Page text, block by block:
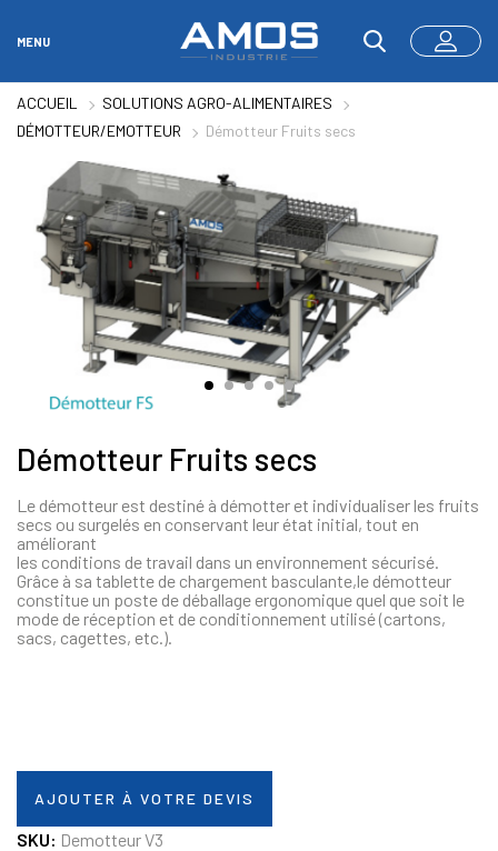
MENU
ACCUEIL
SOLUTIONS AGRO-ALIMENTAIRES
DÉMOTTEUR/EMOTTEUR
Démotteur Fruits secs
Démotteur Fruits secs
Le démotteur est destiné à démotter et individualiser les fruits
secs ou surgelés en conservant leur état initial, tout en
améliorant
les conditions de travail dans un environnement sécurisé.
Grâce à sa tablette de chargement basculante,le démotteur
constitue un poste de déballage ergonomique quel que soit le
mode de réception et de conditionnement utilisé (cartons,
sacs, cagettes, etc.).
AJOUTER À VOTRE DEVIS
SKU: Demotteur V3